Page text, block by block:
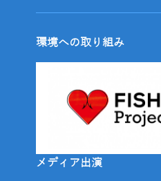
環境への取り組み
メディア出演